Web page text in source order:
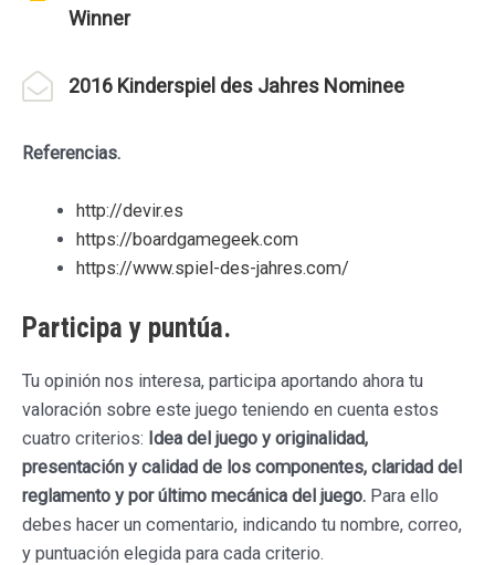
Winner
2016 Kinderspiel des Jahres Nominee
Referencias.
http://devir.es
https://boardgamegeek.com
https://www.spiel-des-jahres.com/
Participa y puntúa.
Tu opinión nos interesa, participa aportando ahora tu
valoración sobre este juego teniendo en cuenta estos
cuatro criterios: Idea del juego y originalidad,
presentación y calidad de los componentes, claridad del
reglamento y por último mecánica del juego. Para ello
debes hacer un comentario, indicando tu nombre, correo,
y puntuación elegida para cada criterio.